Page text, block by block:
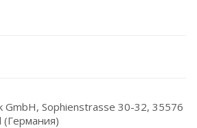
GmbH, Sophienstrasse 30-32, 35576
(Германия)